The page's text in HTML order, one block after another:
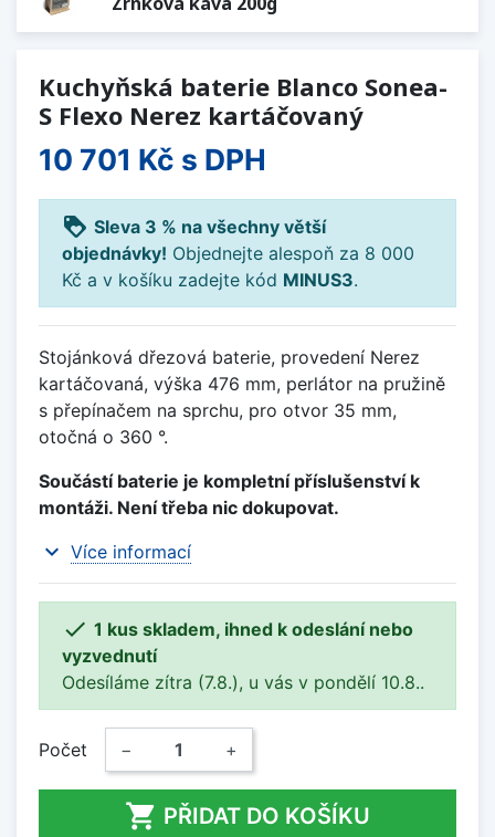
Kuchyňská baterie Blanco Sonea-
S Flexo Nerez kartáčovaný
10 701 Kč s DPH
loyalty Sleva 3 % na všechny větší
objednávky! Objednejte alespoň za 8 000
Kč a v košíku zadejte kód MINUS3.
Stojánková dřezová baterie, provedení Nerez
kartáčovaná, výška 476 mm, perlátor na pružině
s přepínačem na sprchu, pro otvor 35 mm,
otočná o 360 °.
Součástí baterie je kompletní příslušenství k
montáži. Není třeba nic dokupovat.
expand_more Více informací
 1 kus skladem, ihned k odeslání nebo
vyzvednutí
Odesíláme zítra (7.8.), u vás v pondělí 10.8..
Počet − +
 PŘIDAT DO KOŠÍKU